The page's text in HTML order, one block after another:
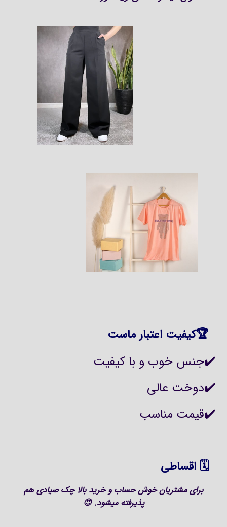
🏆کیفیت اعتبار ماست
✔️جنس خوب و با کیفیت
✔️دوخت عالی
✔️قیمت مناسب
🗓 اقساطی
برای مشتریان خوش حساب و خرید بالا چک صیادی هم
پذیرفته میشود. 😍